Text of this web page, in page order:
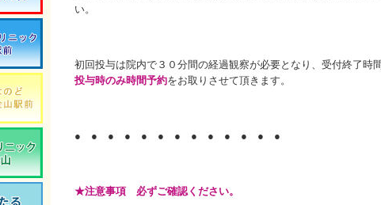
い。
初回投与は院内で３０分間の経過観察が必要となり、受付終了時
投与時のみ時間予約をお取りさせて頂きます。
● ● ● ● ● ● ● ● ● ● ● ● ●
★注意事項 必ずご確認ください。